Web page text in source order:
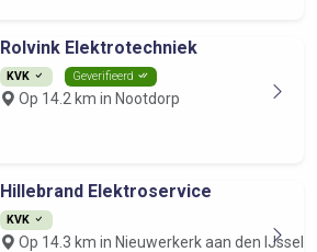
Rolvink Elektrotechniek
KVK Geverifieerd
Op 14.2 km in Nootdorp
Hillebrand Elektroservice
KVK
Op 14.3 km in Nieuwerkerk aan den IJssel